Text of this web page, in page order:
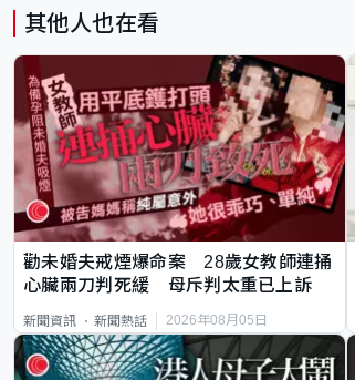
其他人也在看
勸未婚夫戒煙爆命案 28歲女教師連捅
心臟兩刀判死緩 母斥判太重已上訴
新聞資訊 新聞熱話 2026年08月05日